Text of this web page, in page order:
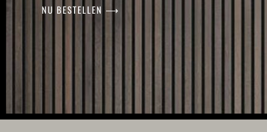
NU BESTELLEN ⟶